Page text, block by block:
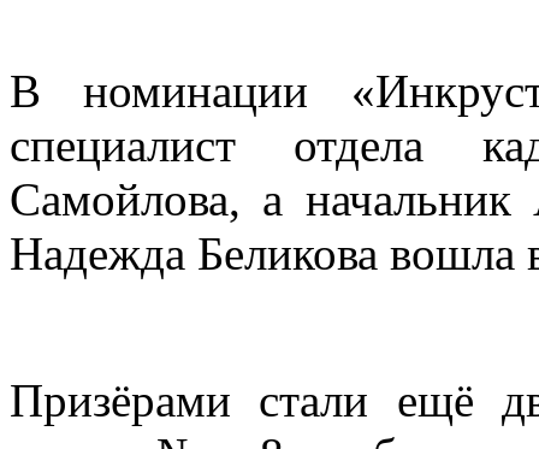
В номинации
специалист отдела
Самойлова, а
Надежда Беликова
Призёрами стали ещё